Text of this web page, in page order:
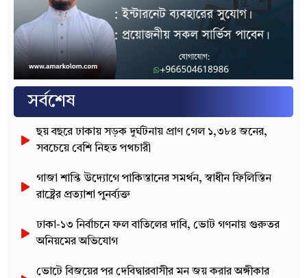
সর্বশেষ
ছয় বছরে ঢাকায় সড়ক দুর্ঘটনায় প্রাণ গেল ১,৩৮৪ জনের,
সবচেয়ে বেশি নিহত পথচারী
গাজা শান্তি উদ্যোগে পাকিস্তানের সমর্থন, স্বাধীন ফিলিস্তিন
রাষ্ট্রের প্রত্যাশা পুনর্ব্যক্ত
ঢাকা-১৩ নির্বাচনে ফল বাতিলের দাবি, ভোট গণনায় গুরুতর
অনিয়মের অভিযোগ
ভোটে বিজয়ের পর দেবিদ্বারবাসীর মন জয় করার অঙ্গীকার